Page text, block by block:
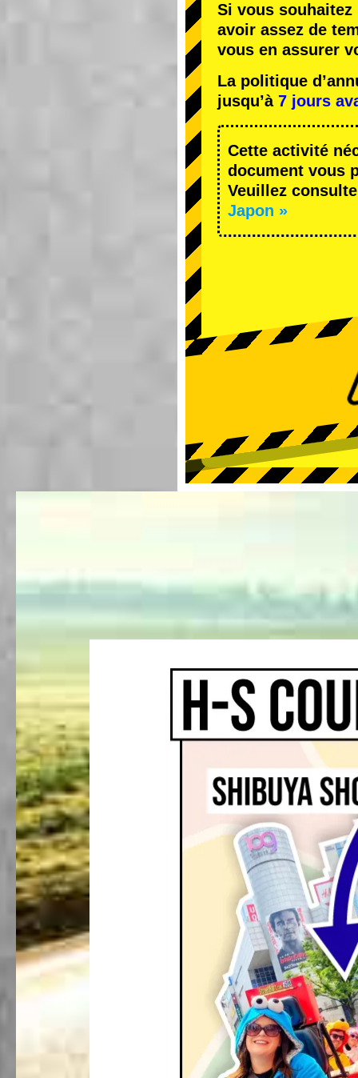
Si vous
avoir assez de
vous en assurer
La politique
jusqu’à 7 jours
Cette activité
document vous
Veuillez
Japon »